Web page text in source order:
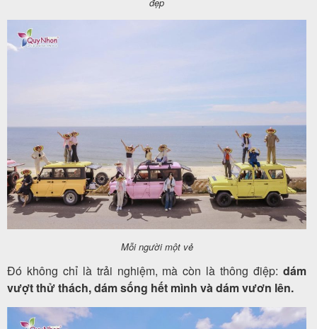
Mỗi người một vẻ
Đó không chỉ là trải nghiệm, mà còn là thông điệp: dám
vượt thử thách, dám sống hết mình và dám vươn lên.